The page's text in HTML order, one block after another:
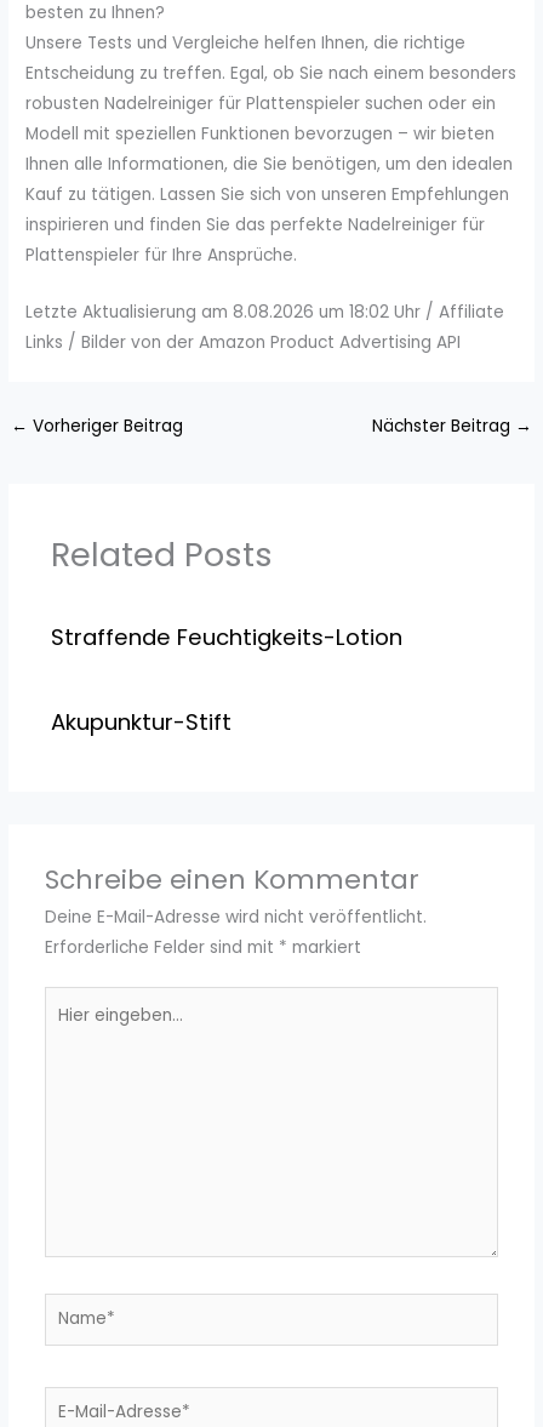
besten zu Ihnen?
Unsere Tests und Vergleiche helfen Ihnen, die richtige
Entscheidung zu treffen. Egal, ob Sie nach einem besonders
robusten Nadelreiniger für Plattenspieler suchen oder ein
Modell mit speziellen Funktionen bevorzugen – wir bieten
Ihnen alle Informationen, die Sie benötigen, um den idealen
Kauf zu tätigen. Lassen Sie sich von unseren Empfehlungen
inspirieren und finden Sie das perfekte Nadelreiniger für
Plattenspieler für Ihre Ansprüche.
Letzte Aktualisierung am 8.08.2026 um 18:02 Uhr / Affiliate
Links / Bilder von der Amazon Product Advertising API
← Vorheriger Beitrag Nächster Beitrag →
Related Posts
Straffende Feuchtigkeits-Lotion
Akupunktur-Stift
Schreibe einen Kommentar
Deine E-Mail-Adresse wird nicht veröffentlicht.
Erforderliche Felder sind mit * markiert
eingeben…
Name*
E-